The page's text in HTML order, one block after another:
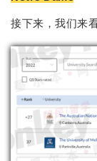
接下来，我们来